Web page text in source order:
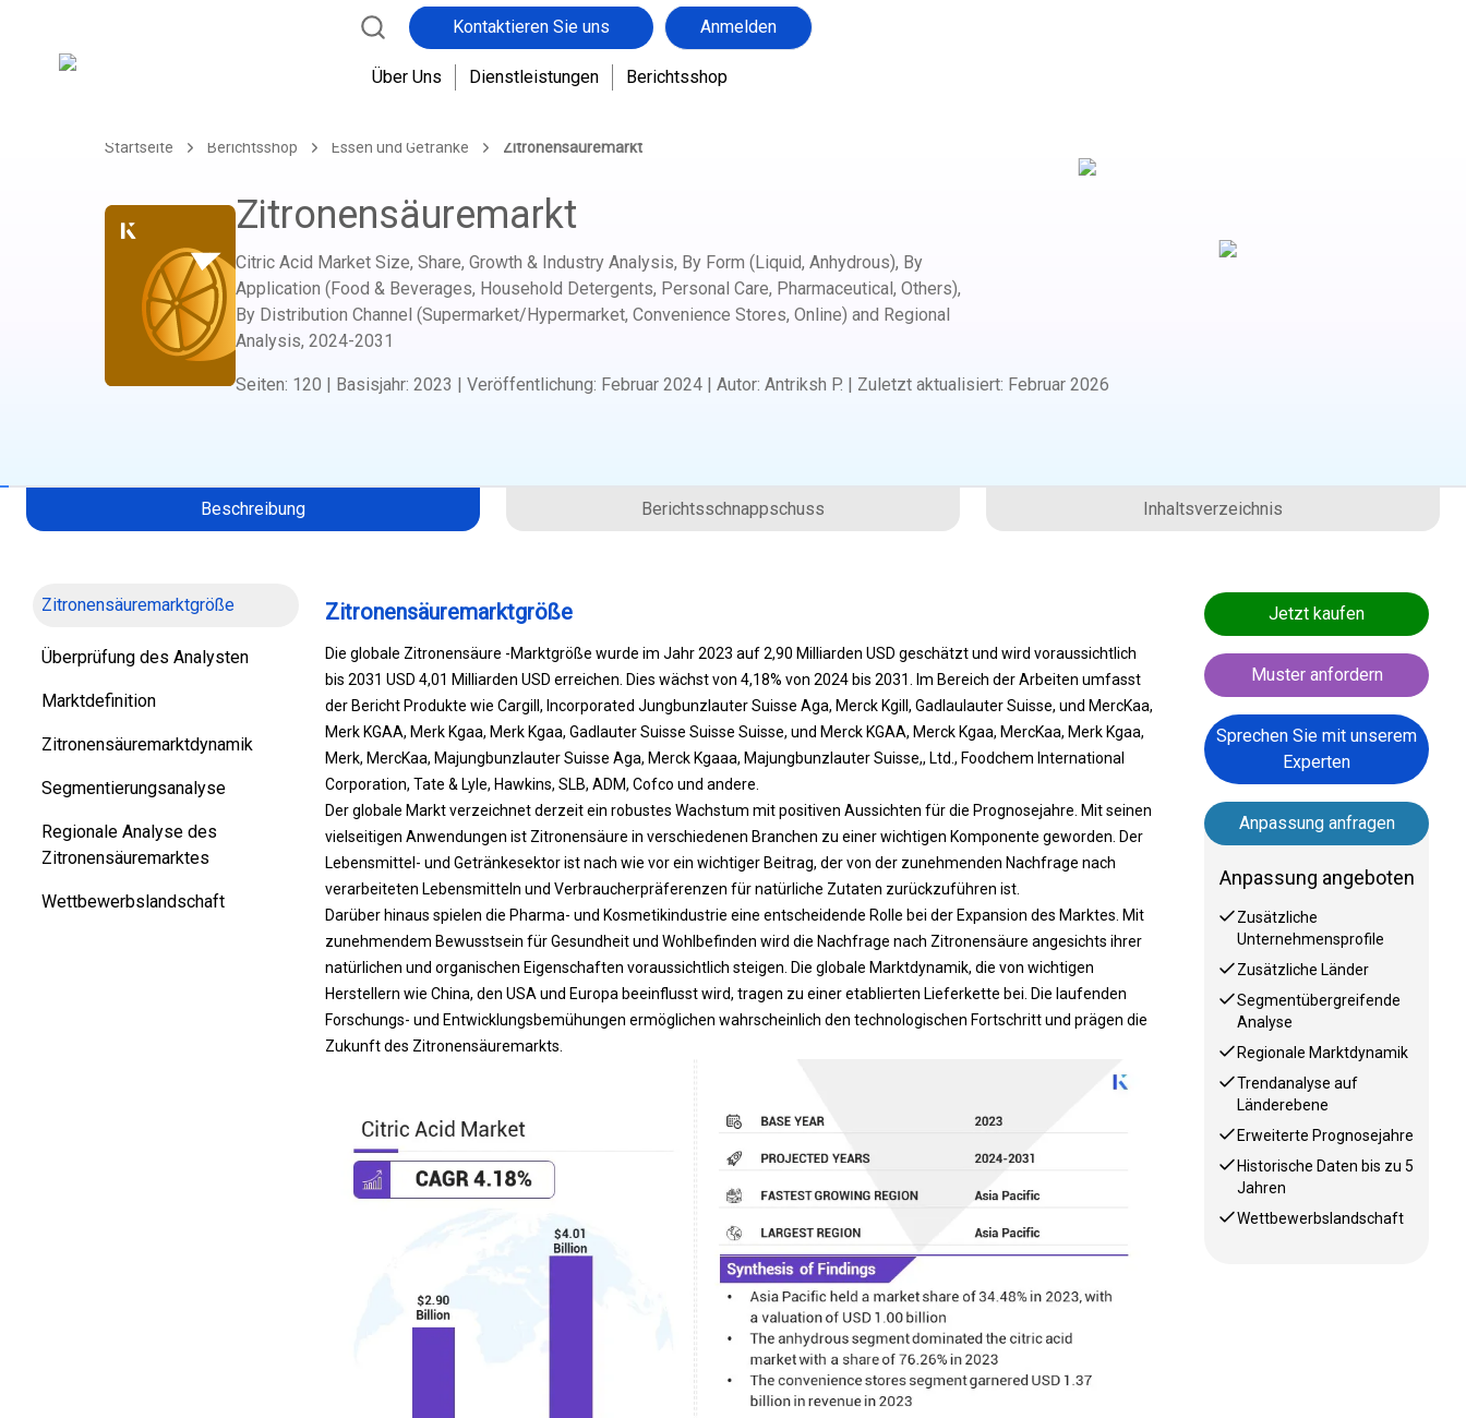
Kontaktieren Sie uns Anmelden
Über Uns Dienstleistungen Berichtsshop
Startseite Berichtsshop Essen und Getränke Zitronensäuremarkt
Zitronensäuremarkt
Citric Acid Market Size, Share, Growth & Industry Analysis, By Form (Liquid, Anhydrous), By
Application (Food & Beverages, Household Detergents, Personal Care, Pharmaceutical, Others),
By Distribution Channel (Supermarket/Hypermarket, Convenience Stores, Online) and Regional
Analysis, 2024-2031
Seiten: 120 | Basisjahr: 2023 | Veröffentlichung: Februar 2024 | Autor: Antriksh P. | Zuletzt aktualisiert: Februar 2026
Beschreibung Berichtsschnappschuss Inhaltsverzeichnis
Zitronensäuremarktgröße
Überprüfung des Analysten
Marktdefinition
Zitronensäuremarktdynamik
Segmentierungsanalyse
Regionale Analyse des
Zitronensäuremarktes
Wettbewerbslandschaft
Zitronensäuremarktgröße
Die globale Zitronensäure -Marktgröße wurde im Jahr 2023 auf 2,90 Milliarden USD geschätzt und wird voraussichtlich
bis 2031 USD 4,01 Milliarden USD erreichen. Dies wächst von 4,18% von 2024 bis 2031. Im Bereich der Arbeiten umfasst
der Bericht Produkte wie Cargill, Incorporated Jungbunzlauter Suisse Aga, Merck Kgill, Gadlaulauter Suisse, und MercKaa,
Merk KGAA, Merk Kgaa, Merk Kgaa, Gadlauter Suisse Suisse Suisse, und Merck KGAA, Merck Kgaa, MercKaa, Merk Kgaa,
Merk, MercKaa, Majungbunzlauter Suisse Aga, Merck Kgaaa, Majungbunzlauter Suisse,, Ltd., Foodchem International
Corporation, Tate & Lyle, Hawkins, SLB, ADM, Cofco und andere.
Der globale Markt verzeichnet derzeit ein robustes Wachstum mit positiven Aussichten für die Prognosejahre. Mit seinen
vielseitigen Anwendungen ist Zitronensäure in verschiedenen Branchen zu einer wichtigen Komponente geworden. Der
Lebensmittel- und Getränkesektor ist nach wie vor ein wichtiger Beitrag, der von der zunehmenden Nachfrage nach
verarbeiteten Lebensmitteln und Verbraucherpräferenzen für natürliche Zutaten zurückzuführen ist.
Darüber hinaus spielen die Pharma- und Kosmetikindustrie eine entscheidende Rolle bei der Expansion des Marktes. Mit
zunehmendem Bewusstsein für Gesundheit und Wohlbefinden wird die Nachfrage nach Zitronensäure angesichts ihrer
natürlichen und organischen Eigenschaften voraussichtlich steigen. Die globale Marktdynamik, die von wichtigen
Herstellern wie China, den USA und Europa beeinflusst wird, tragen zu einer etablierten Lieferkette bei. Die laufenden
Forschungs- und Entwicklungsbemühungen ermöglichen wahrscheinlich den technologischen Fortschritt und prägen die
Zukunft des Zitronensäuremarkts.
Jetzt kaufen
Muster anfordern
Sprechen Sie mit unserem
Experten
Anpassung anfragen
Anpassung angeboten
Zusätzliche
Unternehmensprofile
Zusätzliche Länder
Segmentübergreifende
Analyse
Regionale Marktdynamik
Trendanalyse auf
Länderebene
Erweiterte Prognosejahre
Historische Daten bis zu 5
Jahren
Wettbewerbslandschaft